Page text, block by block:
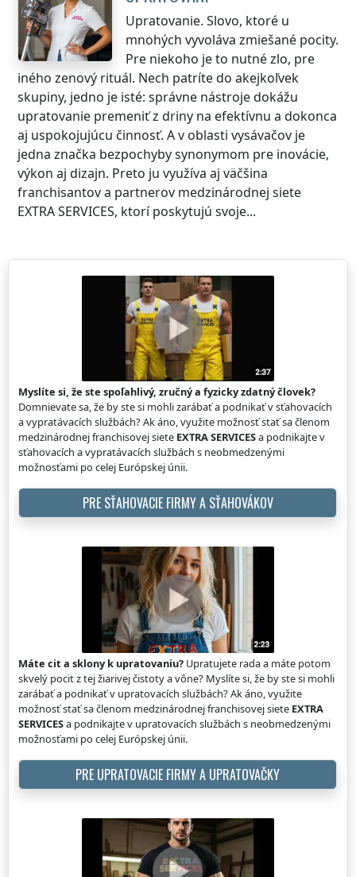
Upratovanie. Slovo, ktoré u
mnohých vyvoláva zmiešané pocity.
Pre niekoho je to nutné zlo, pre
iného zenový rituál. Nech patríte do akejkoľvek
skupiny, jedno je isté: správne nástroje dokážu
upratovanie premeniť z driny na efektívnu a dokonca
aj uspokojujúcu činnosť. A v oblasti vysávačov je
jedna značka bezpochyby synonymom pre inovácie,
výkon aj dizajn. Preto ju využíva aj väčšina
franchisantov a partnerov medzinárodnej siete
EXTRA SERVICES, ktorí poskytujú svoje...
Myslíte si, že ste spoľahlivý, zručný a fyzicky zdatný človek?
Domnievate sa, že by ste si mohli zarábať a podnikať v sťahovacích
a vypratávacích službách? Ak áno, využite možnosť stať sa členom
medzinárodnej franchisovej siete EXTRA SERVICESa podnikajte v
sťahovacích a vypratávacích službách s neobmedzenými
možnosťami po celej Európskej únii.
PRE SŤAHOVACIE FIRMY A SŤAHOVÁKOV
Máte cit a sklony k upratovaniu? Upratujete rada a máte potom
skvelý pocit z tej žiarivej čistoty a vône? Myslíte si, že by ste si mohli
zarábať a podnikať v upratovacích službách? Ak áno, využite
možnosť stať sa členom medzinárodnej franchisovej siete EXTRA
SERVICESa podnikajte v upratovacích službách s neobmedzenými
možnosťami po celej Európskej únii.
PRE UPRATOVACIE FIRMY A UPRATOVAČKY